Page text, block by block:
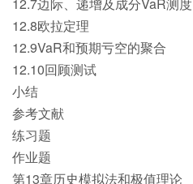
12.8欧拉定理
12.9VaR和预期亏空的聚合
12.10回顾测试
小结
参考文献
练习题
作业题
第13章历史模拟法和极值理论